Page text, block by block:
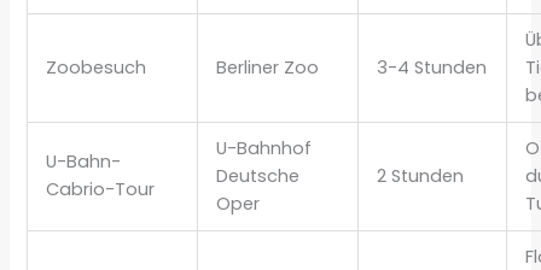
Zoobesuch Berliner Zoo 3-4 Stunden
U-Bahn-
Cabrio-Tour
U-Bahnhof
Deutsche
Oper
2 Stunden